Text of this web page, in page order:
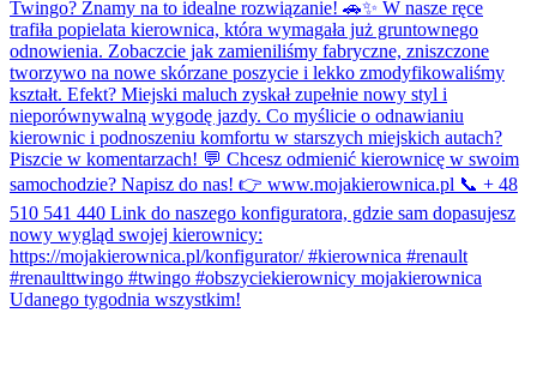
Udanego tygodnia wszystkim!